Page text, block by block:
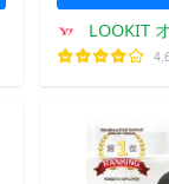
LOOKIT